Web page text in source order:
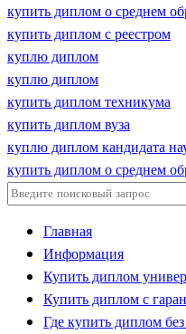
купить диплом о среднем
купить диплом с реестром
куплю диплом
куплю диплом
купить диплом техникума
купить диплом вуза
куплю диплом кандидата
купить диплом о среднем
Главная
Информация
Купить диплом
Купить диплом с
Где купить диплом